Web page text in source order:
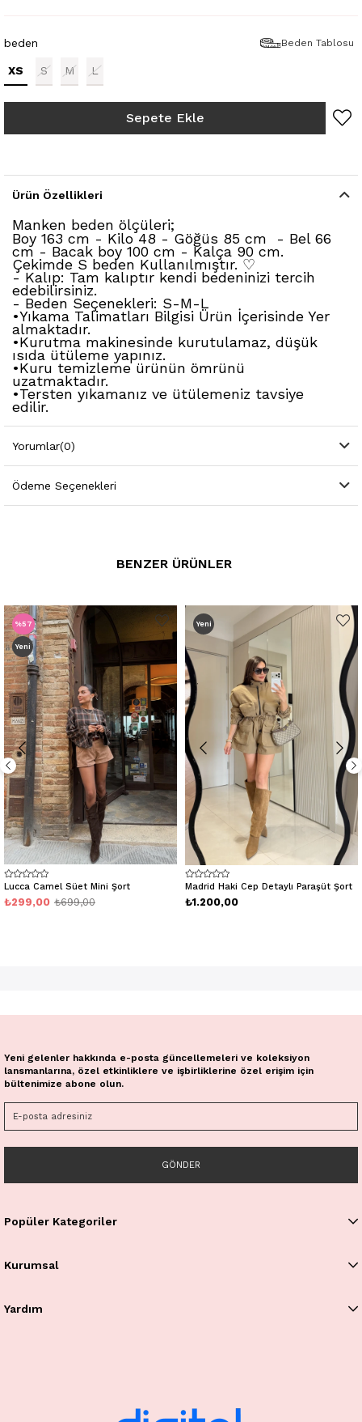
beden
XS S M L
Beden Tablosu
Ürün Özellikleri
Manken beden ölçüleri;
Boy 163 cm - Kilo 48 - Göğüs 85 cm - Bel 66
cm - Bacak boy 100 cm - Kalça 90 cm.
Çekimde S beden Kullanılmıştır. ♡
- Kalıp: Tam kalıptır kendi bedeninizi tercih
edebilirsiniz.
- Beden Seçenekleri: S-M-L
•Yıkama Talimatları Bilgisi Ürün İçerisinde Yer
almaktadır.
•Kurutma makinesinde kurutulamaz, düşük
ısıda ütüleme yapınız.
•Kuru temizleme ürünün ömrünü
uzatmaktadır.
•Tersten yıkamanız ve ütülemeniz tavsiye
edilir.
Yorumlar(0)
Ödeme Seçenekleri
BENZER ÜRÜNLER
Lucca Camel Süet Mini Şort
₺299,00 ₺699,00
%57
Yeni
Madrid Haki Cep Detaylı Paraşüt Şort
₺1.200,00
Yeni
Popüler Kategoriler
Kurumsal
Yardım
Yeni gelenler hakkında e-posta güncellemeleri ve koleksiyon
lansmanlarına, özel etkinliklere ve işbirliklerine özel erişim için
bültenimize abone olun.
GÖNDER